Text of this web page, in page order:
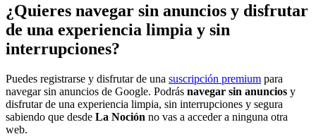
¿Quieres navegar sin anuncios y disfrutar
de una experiencia limpia y sin
interrupciones?
Puedes registrarse y disfrutar de una suscripción premium para
navegar sin anuncios de Google. Podrás navegar sin anuncios y
disfrutar de una experiencia limpia, sin interrupciones y segura
sabiendo que desde La Noción no vas a acceder a ninguna otra
web.